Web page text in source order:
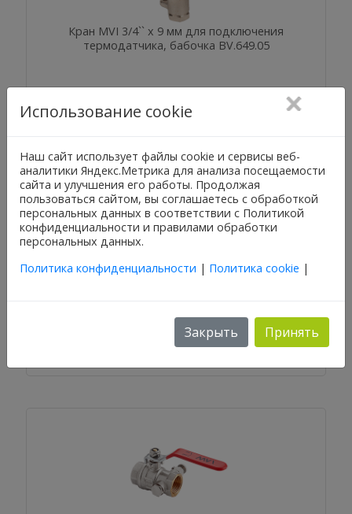
Кран MVI 3/4`` x 9 мм для подключения
термодатчика, бабочка BV.649.05
Использование cookie
Наш сайт использует файлы cookie и сервисы веб-
аналитики Яндекс.Метрика для анализа посещаемости
сайта и улучшения его работы. Продолжая
пользоваться сайтом, вы соглашаетесь с обработкой
персональных данных в соответствии с Политикой
конфиденциальности и правилами обработки
персональных данных.
Политика конфиденциальности | Политика cookie |
Закрыть Принять